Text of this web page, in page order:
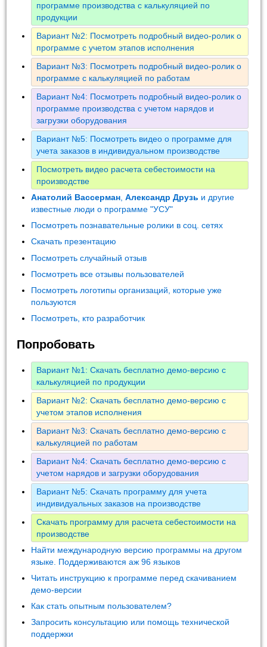
программе производства с калькуляцией по
продукции
Вариант №2: Посмотреть подробный видео-ролик о
программе с учетом этапов исполнения
Вариант №3: Посмотреть подробный видео-ролик о
программе с калькуляцией по работам
Вариант №4: Посмотреть подробный видео-ролик о
программе производства с учетом нарядов и
загрузки оборудования
Вариант №5: Посмотреть видео о программе для
учета заказов в индивидуальном производстве
Посмотреть видео расчета себестоимости на
производстве
Анатолий Вассерман ,Александр Друзь и другие
известные люди о программе "УСУ"
Посмотреть познавательные ролики в соц. сетях
Скачать презентацию
Посмотреть случайный отзыв
Посмотреть все отзывы пользователей
Посмотреть логотипы организаций, которые уже
пользуются
Посмотреть, кто разработчик
Попробовать
Вариант №1: Скачать бесплатно демо-версию с
калькуляцией по продукции
Вариант №2: Скачать бесплатно демо-версию с
учетом этапов исполнения
Вариант №3: Скачать бесплатно демо-версию с
калькуляцией по работам
Вариант №4: Скачать бесплатно демо-версию с
учетом нарядов и загрузки оборудования
Вариант №5: Скачать программу для учета
индивидуальных заказов на производстве
Скачать программу для расчета себестоимости на
производстве
Найти международную версию программы на другом
языке. Поддерживаются аж 96 языков
Читать инструкцию к программе перед скачиванием
демо-версии
Как стать опытным пользователем?
Запросить консультацию или помощь технической
поддержки